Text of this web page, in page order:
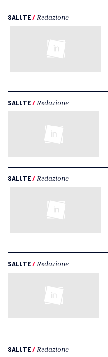
SALUTE/ Redazione
SALUTE/ Redazione
SALUTE/ Redazione
SALUTE/ Redazione
SALUTE/ Redazione